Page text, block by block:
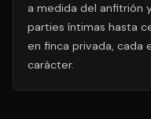
a medida del anfitrión
parties íntimas hasta
en finca privada, cada
carácter.